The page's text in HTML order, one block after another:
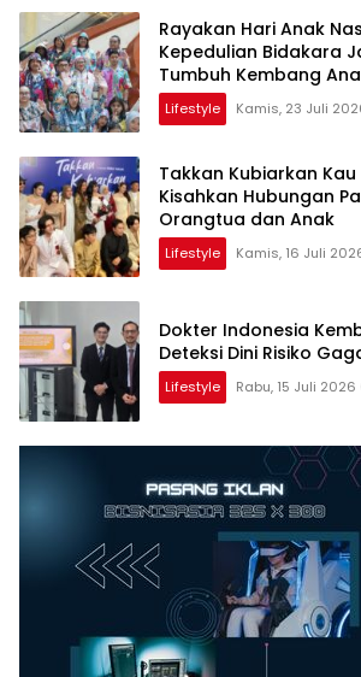
Rayakan Hari Anak
Kepedulian Bidakara
Tumbuh Kembang
Where Hope Begins
Lifestyle Kamis, 23 Juli
Takkan Kubiarkan Kau
Kisahkan Hubungan
Orangtua dan Anak
Lifestyle Kamis, 16 Juli
Dokter Indonesia
Deteksi Dini Risiko
Lifestyle Rabu, 15 Juli 2026